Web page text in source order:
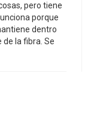
pero tiene
porque
dentro
de la fibra. Se